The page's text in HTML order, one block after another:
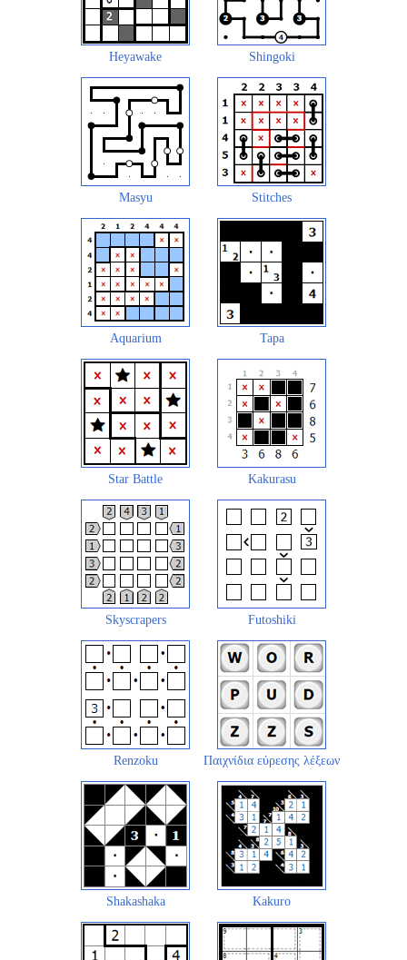
Heyawake Shingoki
Masyu Stitches
Aquarium Tapa
Star Battle Kakurasu
Skyscrapers Futoshiki
Renzoku Παιχνίδια εύρεσης λέξεων
Shakashaka Kakuro